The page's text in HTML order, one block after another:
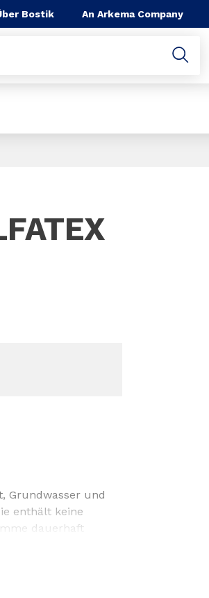
Bostik An Arkema Company
Grundwasser und
enthält keine
dauerhaft
bzw.